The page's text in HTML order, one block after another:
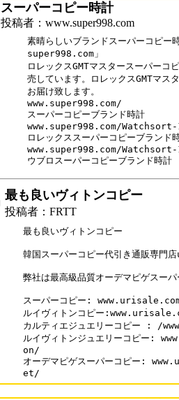
スーパーコピー時計
投稿者：www.super998.com
素晴らしいブランドスーパーコピー
super998.com」
ロレックスGMTマスタースーパーコ
売しています。ロレックスGMTマス
お届け致します。
www.super998.com/
スーパーコピーブランド時計
www.super998.com/
ロレックススーパーコピーブランド
www.super998.com/
ウブロスーパーコピーブランド時計
最も良いヴィトンコピー
投稿者：FRTT
最も良いヴィトンコピー
韓国スーパーコピー代引き通販専門
弊社は最高級品質オーデマピゲスーパ
スーパーコピー:
ルイヴィトンコピー
カルティエジュエリーコピー :
ルイヴィトンジュエリーコピー
on/
オーデマピゲスーパーコピー:
et/